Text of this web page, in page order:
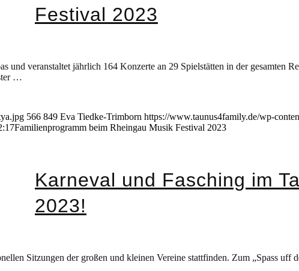
Festival 2023
und veranstaltet jährlich 164 Konzerte an 29 Spielstätten in der gesamten
…
566 849 Eva Tiedke-Trimborn https://www.taunus4family.de/wp-
Familienprogramm beim Rheingau Musik Festival 2023
Karneval und Fasching im
2023!
Sitzungen der großen und kleinen Vereine stattfinden. Zum „Spass uff